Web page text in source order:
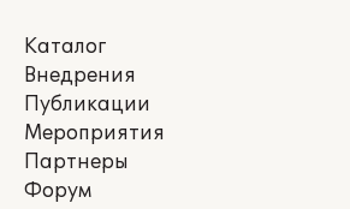
Каталог
Внедрения
Публикации
Мероприятия
Партнеры
Форум